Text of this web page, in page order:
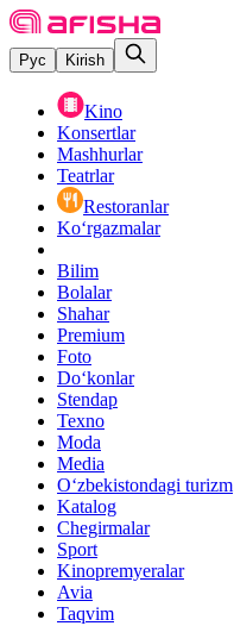
Рус Kirish
Kino
Konsertlar
Mashhurlar
Teatrlar
Restoranlar
Ko‘rgazmalar
Bilim
Bolalar
Shahar
Premium
Foto
Do‘konlar
Stendap
Texno
Moda
Media
O‘zbekistondagi turizm
Katalog
Chegirmalar
Sport
Kinopremyeralar
Avia
Taqvim